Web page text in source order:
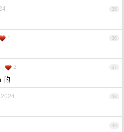
35
36
1
37
2
的
38
39